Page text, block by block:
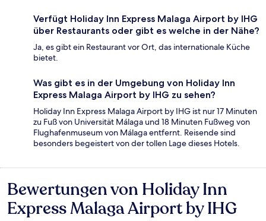
Verfügt Holiday Inn Express Malaga Airport by IHG
über Restaurants oder gibt es welche in der Nähe?
Ja, es gibt ein Restaurant vor Ort, das internationale Küche
bietet.
Was gibt es in der Umgebung von Holiday Inn
Express Malaga Airport by IHG zu sehen?
Holiday Inn Express Malaga Airport by IHG ist nur 17 Minuten
zu Fuß von Universität Málaga und 18 Minuten Fußweg von
Flughafenmuseum von Málaga entfernt. Reisende sind
besonders begeistert von der tollen Lage dieses Hotels.
Bewertungen
Bewertungen von Holiday Inn
Express Malaga Airport by IHG